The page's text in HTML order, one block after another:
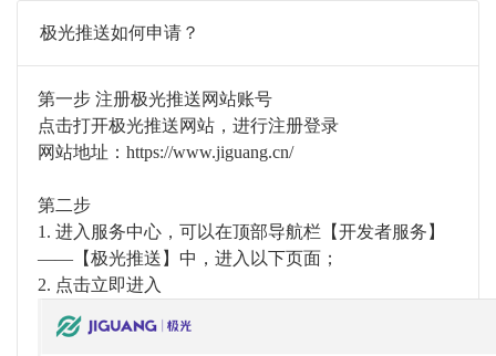
极光推送如何申请？
第一步 注册极光推送网站账号
点击打开极光推送网站，进行注册登录
网站地址： https://www.jiguang.cn/
第二步
1. 进入服务中心，可以在顶部导航栏【开发者服务】
——【极光推送】中，进入以下页面；
2. 点击立即进入